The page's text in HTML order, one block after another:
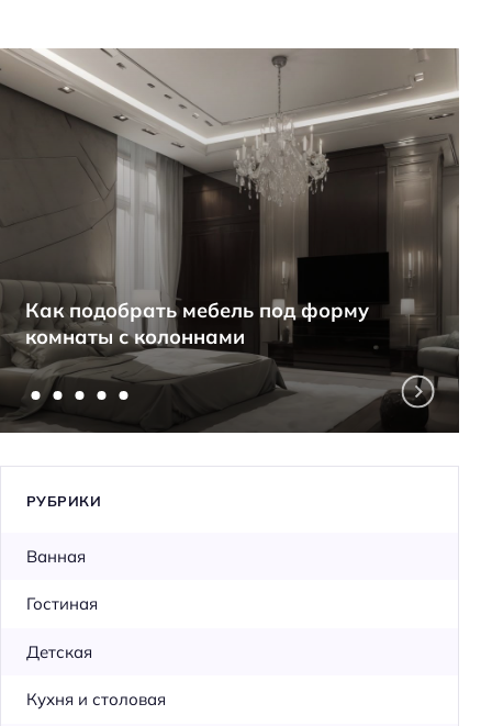
Как подобрать мебель под форму
комнаты с колоннами
РУБРИКИ
Ванная
Гостиная
Детская
Кухня и столовая